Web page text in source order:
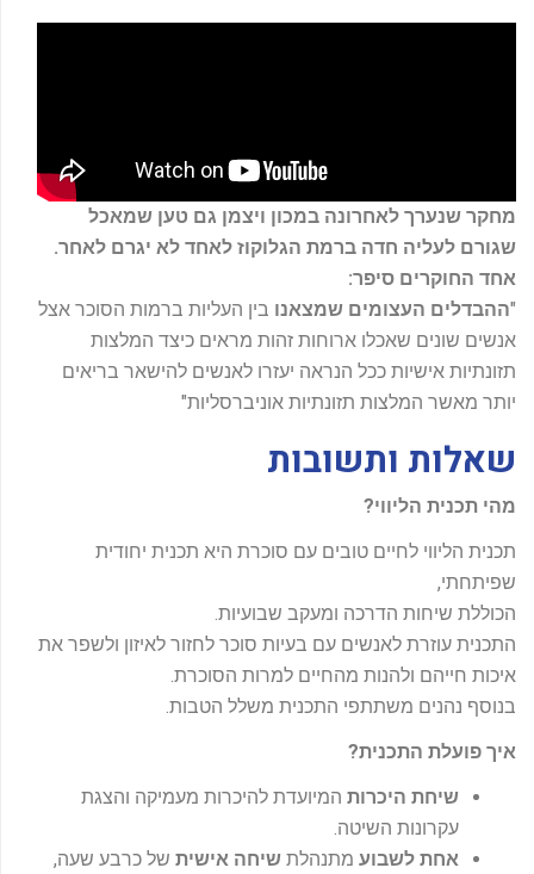
מחקר שנערך לאחרונה במכון ויצמן גם טען שמאכל
שגורם לעליה חדה ברמת הגלוקוז לאחד לא יגרם לאחר.
אחד החוקרים סיפר:
"ההבדלים העצומים שמצאנו בין העליות ברמות הסוכר אצל
אנשים שונים שאכלו ארוחות זהות מראים כיצד המלצות
תזונתיות אישיות ככל הנראה יעזרו לאנשים להישאר בריאים
יותר מאשר המלצות תזונתיות אוניברסליות"
שאלות ותשובות
מהי תכנית הליווי?
תכנית הליווי לחיים טובים עם סוכרת היא תכנית יחודית
שפיתחתי,
הכוללת שיחות הדרכה ומעקב שבועיות.
התכנית עוזרת לאנשים עם בעיות סוכר לחזור לאיזון ולשפר את
איכות חייהם ולהנות מהחיים למרות הסוכרת.
בנוסף נהנים משתתפי התכנית משלל הטבות.
איך פועלת התכנית?
שיחת היכרות המיועדת להיכרות מעמיקה והצגת
עקרונות השיטה.
אחת לשבוע מתנהלת שיחה אישית של כרבע שעה,